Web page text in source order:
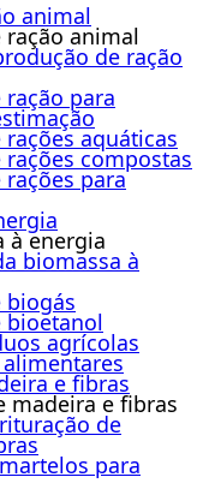
animal
ração animal
de ração
para
aquáticas
rações compostas
para
à energia
biomassa à
biogás
bioetanol
agrícolas
e fibras
madeira e fibras
de
para